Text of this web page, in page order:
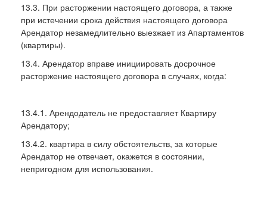
13.3. При расторжении настоящего договора, а также
при истечении срока действия настоящего договора
Арендатор незамедлительно выезжает из Апартаментов
(квартиры).
13.4. Арендатор вправе инициировать досрочное
расторжение настоящего договора в случаях, когда:
13.4.1. Арендодатель не предоставляет Квартиру
Арендатору;
13.4.2. квартира в силу обстоятельств, за которые
Арендатор не отвечает, окажется в состоянии,
непригодном для использования.